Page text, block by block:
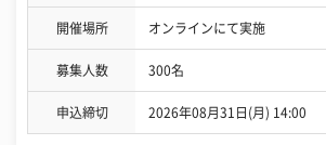
開催場所 オンラインにて実施
募集人数 300名
申込締切 2026年08月31日(月) 14:00